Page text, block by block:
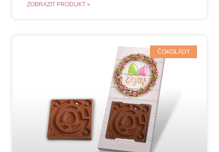
ZOBRAZIT PRODUKT »
ČOKOLÁDY